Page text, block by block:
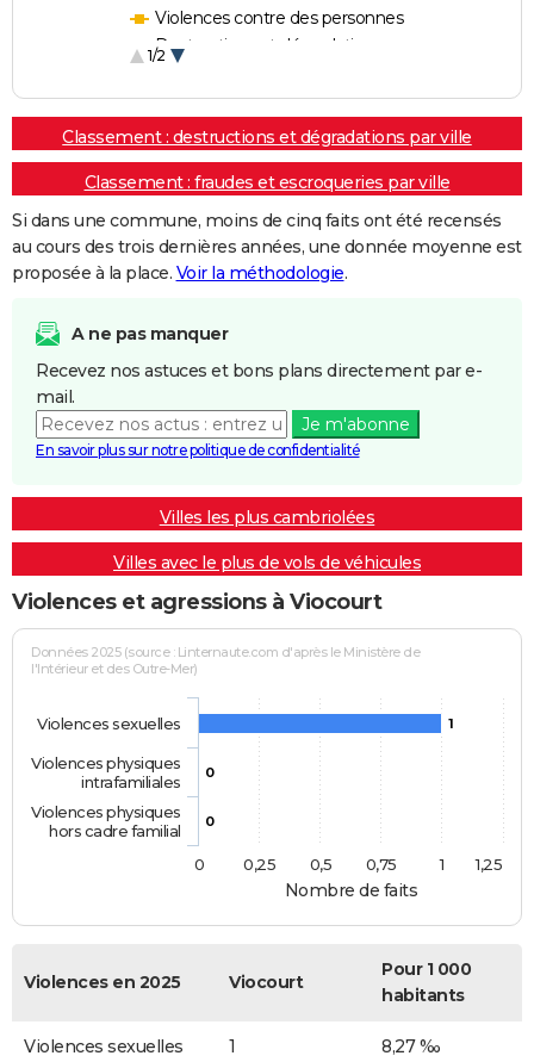
Violences contre des personnes
Destructions et dégradations
1/2
Classement : destructions et dégradations par ville
Classement : fraudes et escroqueries par ville
Si dans une commune, moins de cinq faits ont été recensés
au cours des trois dernières années, une donnée moyenne est
proposée à la place. Voir la méthodologie.
A ne pas manquer
Recevez nos astuces et bons plans directement par e-
mail.
Je m'abonne
En savoir plus sur notre politique de confidentialité
Villes les plus cambriolées
Villes avec le plus de vols de véhicules
Violences et agressions à Viocourt
Nombre de faits
Données 2025 (source : Linternaute.com d'après le Ministère de
l'Intérieur et des Outre-Mer)
1
0
0
Violences sexuelles
Violences physiques
intrafamiliales
Violences physiques
hors cadre familial
0
1
0,25 0,5 0,75 1,25
Violences en 2025 Viocourt
Pour 1 000
habitants
Violences sexuelles 1 8,27 ‰